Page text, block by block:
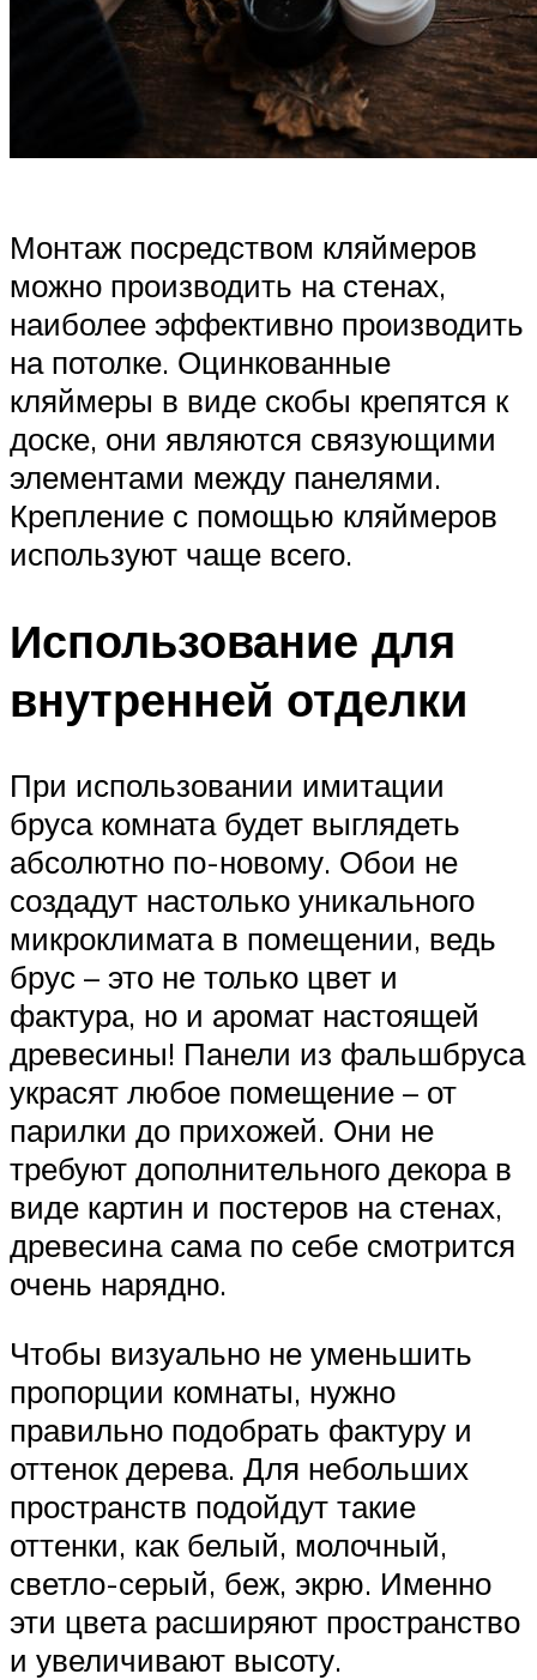
Монтаж посредством кляймеров
можно производить на стенах,
наиболее эффективно производить
на потолке. Оцинкованные
кляймеры в виде скобы крепятся к
доске, они являются связующими
элементами между панелями.
Крепление с помощью кляймеров
используют чаще всего.
Использование для
внутренней отделки
При использовании имитации
бруса комната будет выглядеть
абсолютно по-новому. Обои не
создадут настолько уникального
микроклимата в помещении, ведь
брус – это не только цвет и
фактура, но и аромат настоящей
древесины! Панели из фальшбруса
украсят любое помещение – от
парилки до прихожей. Они не
требуют дополнительного декора в
виде картин и постеров на стенах,
древесина сама по себе смотрится
очень нарядно.
Чтобы визуально не уменьшить
пропорции комнаты, нужно
правильно подобрать фактуру и
оттенок дерева. Для небольших
пространств подойдут такие
оттенки, как белый, молочный,
светло-серый, беж, экрю. Именно
эти цвета расширяют пространство
и увеличивают высоту.